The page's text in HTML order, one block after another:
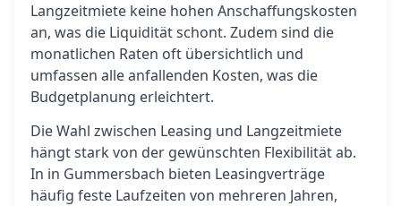
Langzeitmiete keine hohen Anschaffungskosten
an, was die Liquidität schont. Zudem sind die
monatlichen Raten oft übersichtlich und
umfassen alle anfallenden Kosten, was die
Budgetplanung erleichtert.
Die Wahl zwischen Leasing und Langzeitmiete
hängt stark von der gewünschten Flexibilität ab.
In in Gummersbach bieten Leasingverträge
häufig feste Laufzeiten von mehreren Jahren,